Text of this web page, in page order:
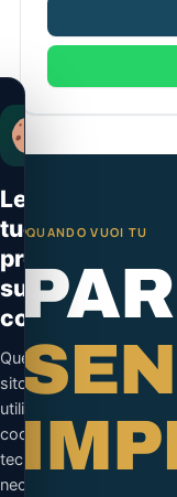
QUANDO VUOI TU
Le
tue
preferenze
sui
cookie
Questo
sito
utilizza
cookie
tecnici
necessari